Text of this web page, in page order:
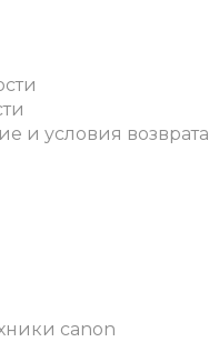
и условия возврата
canon